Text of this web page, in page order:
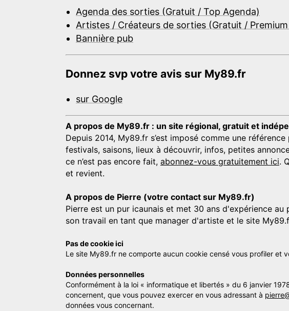
Agenda des sorties (Gratuit / Top Agenda)
Artistes / Créateurs de sorties (Gratuit /
Bannière pub
Donnez svp votre avis sur My89.fr
sur Google
A propos de My89.fr : un site régional, gratuit et
Depuis 2014, My89.fr s’est imposé comme une
festivals, saisons, lieux à découvrir, infos, petites
ce n’est pas encore fait, abonnez-vous gratuitement ici.
et revient.
A propos de Pierre (votre contact sur My89.fr)
Pierre est un pur icaunais et met 30 ans d'expérience
son travail en tant que manager d'artiste et le site
Pas de cookie ici
Le site My89.fr ne comporte aucun cookie censé vous profiler et
Données personnelles
Conformément à la loi « informatique et libertés » du 6 janvier
concernent, que vous pouvez exercer en vous adressant à
données vous concernant.